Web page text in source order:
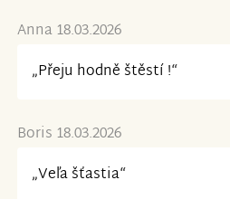
Anna 18.03.2026
„Přeju hodně štěstí !“
Boris 18.03.2026
„Veľa šťastia“